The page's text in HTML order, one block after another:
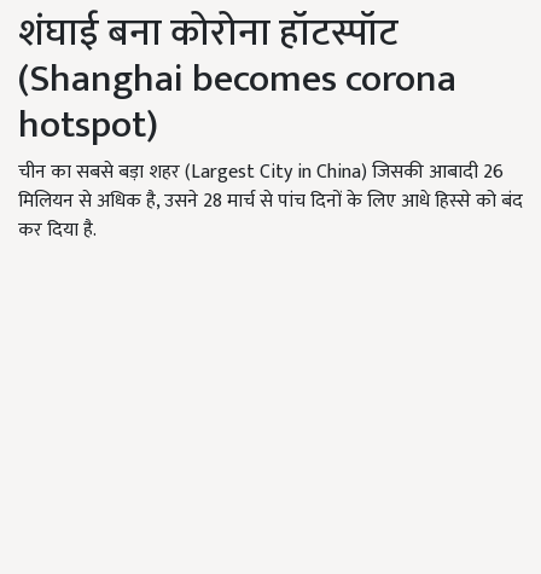
शंघाई बना कोरोना हॉटस्पॉट
(Shanghai becomes corona
hotspot)
चीन का सबसे बड़ा शहर (Largest City in China) जिसकी आबादी 26
मिलियन से अधिक है, उसने 28 मार्च से पांच दिनों के लिए आधे हिस्से को बंद
कर दिया है.